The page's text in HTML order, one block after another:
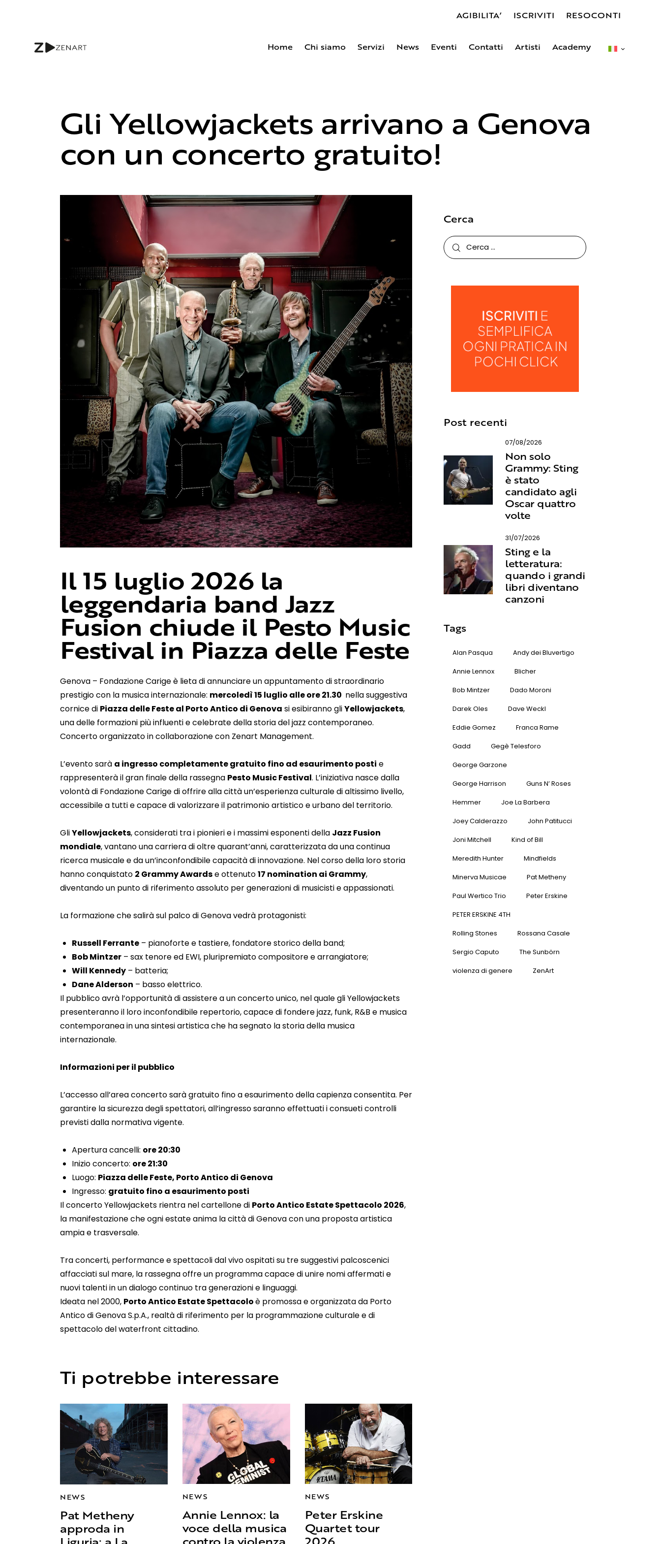
AGIBILITA’ ISCRIVITI RESOCONTI
Home Chi siamo Servizi News Eventi Contatti Artisti Academy
Gli Yellowjackets arrivano a Genova
con un concerto gratuito!
Il 15 luglio 2026 la
leggendaria band Jazz
Fusion chiude il Pesto Music
Festival in Piazza delle Feste
Genova – Fondazione Carige è lieta di annunciare un appuntamento di straordinario
prestigio con la musica internazionale: mercoledì 15 luglio alle ore 21.30 nella suggestiva
cornice di Piazza delle Feste al Porto Antico di Genova si esibiranno gliYellowjackets,
una delle formazioni più influenti e celebrate della storia del jazz contemporaneo.
Concerto organizzato in collaborazione con Zenart Management.
L’evento sarà a ingresso completamente gratuito fino ad esaurimento posti e
rappresenterà il gran finale della rassegna Pesto Music Festival. L’iniziativa nasce dalla
volontà di Fondazione Carige di offrire alla città un’esperienza culturale di altissimo livello,
accessibile a tutti e capace di valorizzare il patrimonio artistico e urbano del territorio.
GliYellowjackets, considerati tra i pionieri e i massimi esponenti della Jazz Fusion
mondiale, vantano una carriera di oltre quarant’anni, caratterizzata da una continua
ricerca musicale e da un’inconfondibile capacità di innovazione. Nel corso della loro storia
hanno conquistato 2 Grammy Awardse ottenuto17 nomination ai Grammy,
diventando un punto di riferimento assoluto per generazioni di musicisti e appassionati.
La formazione che salirà sul palco di Genova vedrà protagonisti:
Russell Ferrante – pianoforte e tastiere, fondatore storico della band;
Bob Mintzer – sax tenore ed EWI, pluripremiato compositore e arrangiatore;
Will Kennedy – batteria;
Dane Alderson – basso elettrico.
Il pubblico avrà l’opportunità di assistere a un concerto unico, nel quale gli Yellowjackets
presenteranno il loro inconfondibile repertorio, capace di fondere jazz, funk, R&B e musica
contemporanea in una sintesi artistica che ha segnato la storia della musica
internazionale.
Informazioni per il pubblico
L’accesso all’area concerto sarà gratuito fino a esaurimento della capienza consentita. Per
garantire la sicurezza degli spettatori, all’ingresso saranno effettuati i consueti controlli
previsti dalla normativa vigente.
Apertura cancelli: ore 20:30
Inizio concerto: ore 21:30
Luogo: Piazza delle Feste, Porto Antico di Genova
Ingresso: gratuito fino a esaurimento posti
Il concerto Yellowjackets rientra nel cartellone di Porto Antico Estate Spettacolo 2026,
la manifestazione che ogni estate anima la città di Genova con una proposta artistica
ampia e trasversale.
Tra concerti, performance e spettacoli dal vivo ospitati su tre suggestivi palcoscenici
affacciati sul mare, la rassegna offre un programma capace di unire nomi affermati e
nuovi talenti in un dialogo continuo tra generazioni e linguaggi.
Ideata nel 2000, Porto Antico Estate Spettacoloè promossa e organizzata da Porto
Antico di Genova S.p.A., realtà di riferimento per la programmazione culturale e di
spettacolo del waterfront cittadino.
Ti potrebbe interessare
NEWS
Pat Metheny
approda in
NEWS
Annie Lennox: la
voce della musica
NEWS
Peter Erskine
Quartet tour
Cerca
Post recenti
07/08/2026
Non solo
Grammy: Sting
è stato
candidato agli
Oscar quattro
volte
31/07/2026
Sting e la
letteratura:
quando i grandi
libri diventano
canzoni
Tags
Alan Pasqua
Andy dei Bluvertigo
Annie Lennox
Blicher
Bob Mintzer
Dado Moroni
Darek Oles
Dave Weckl
Eddie Gomez
Franca Rame
Gadd
Gegè Telesforo
George Garzone
George Harrison
Guns N’ Roses
Hemmer
Joe La Barbera
Joey Calderazzo
John Patitucci
Joni Mitchell
Kind of Bill
Meredith Hunter
Mindfields
Minerva Musicae
Pat Metheny
Paul Wertico Trio
Peter Erskine
PETER ERSKINE 4TH
Rolling Stones
Rossana Casale
Sergio Caputo
The Sunbörn
violenza di genere
ZenArt